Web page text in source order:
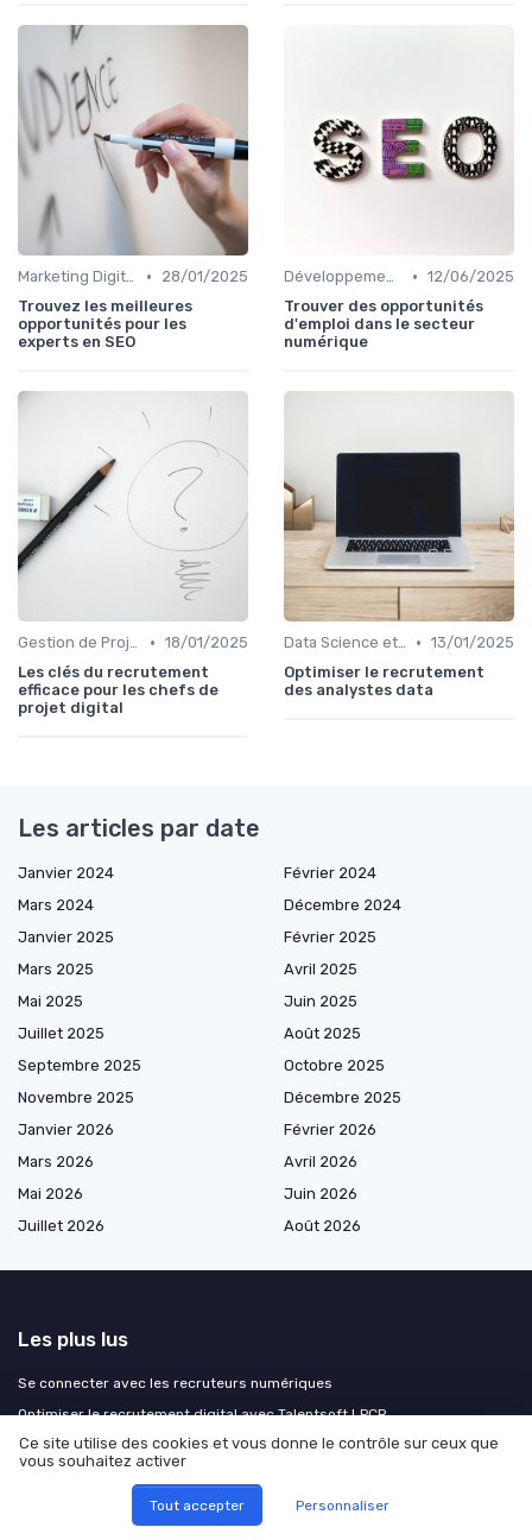
Marketing Digital et SEO •
28/01/2025
Trouvez les meilleures
opportunités pour les
experts en SEO
Développement Web et Mobile • 12/06/2025
Trouver des opportunités
d'emploi dans le secteur
numérique
Gestion de Projet et Product Management • 18/01/2025
Les clés du recrutement
efficace pour les chefs de
projet digital
Data Science et Analytique • 13/01/2025
Optimiser le recrutement
des analystes data
Les articles par date
Janvier 2024
Février 2024
Mars 2024
Décembre 2024
Janvier 2025
Février 2025
Mars 2025
Avril 2025
Mai 2025
Juin 2025
Juillet 2025
Août 2025
Septembre 2025
Octobre 2025
Novembre 2025
Décembre 2025
Janvier 2026
Février 2026
Mars 2026
Avril 2026
Mai 2026
Juin 2026
Juillet 2026
Août 2026
Les plus lus
Se connecter avec les recruteurs numériques
Optimiser le recrutement digital avec Talentsoft LPCR
L'essor de Decathlon dans le recrutement digital
recrutement digital
Interview de Pierre Quatrefages de Prodigees : Le futur du recrutement
Ce site utilise des cookies et vous donne le contrôle sur ceux que
vous souhaitez activer
Tout accepter Personnaliser